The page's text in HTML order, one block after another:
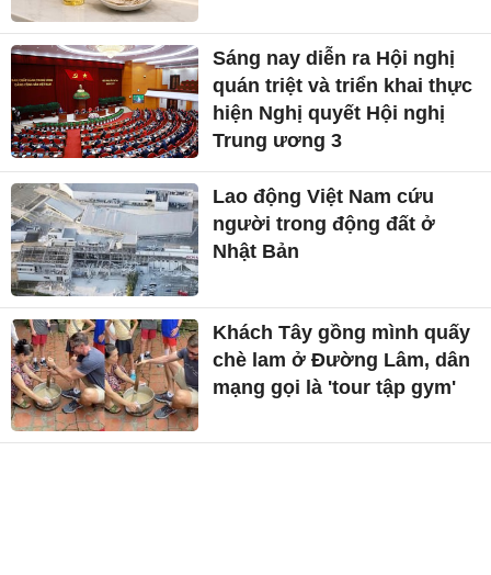
Sáng nay diễn ra Hội nghị
quán triệt và triển khai thực
hiện Nghị quyết Hội nghị
Trung ương 3
Lao động Việt Nam cứu
người trong động đất ở
Nhật Bản
Khách Tây gồng mình quấy
chè lam ở Đường Lâm, dân
mạng gọi là 'tour tập gym'